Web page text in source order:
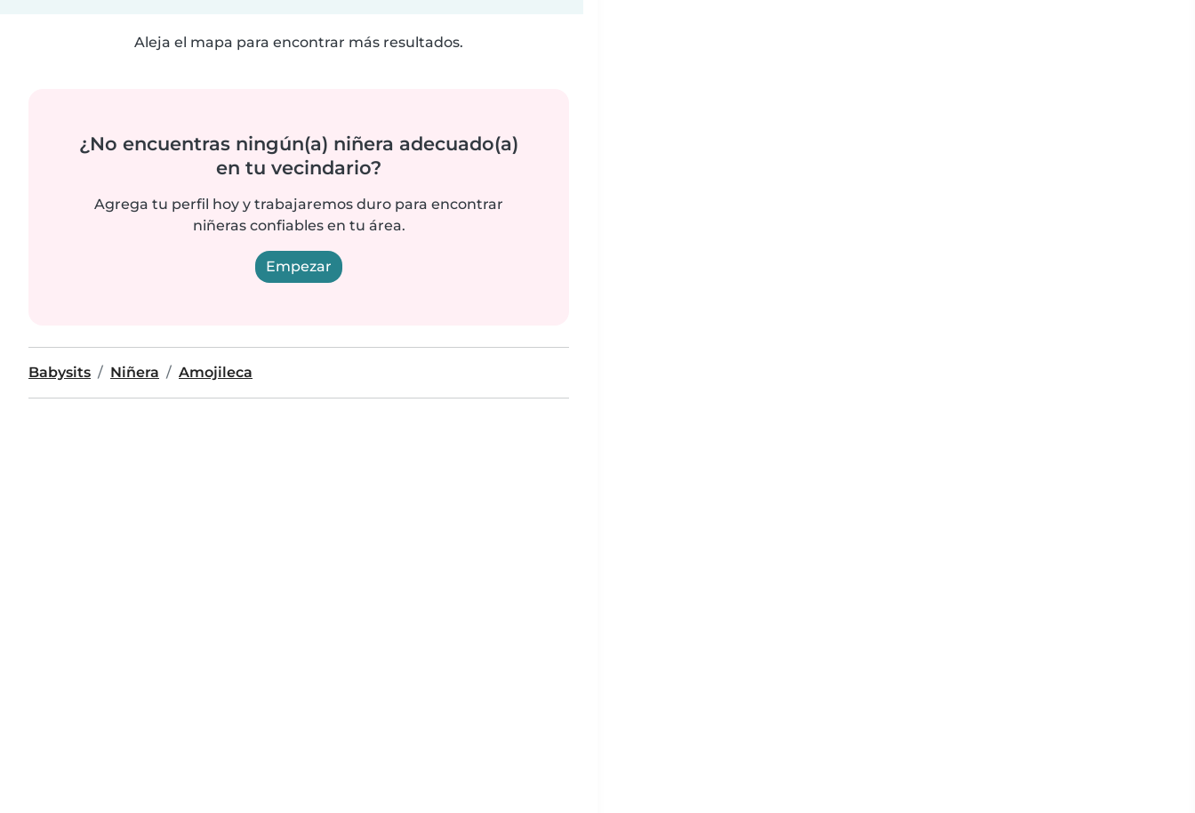
Aleja el mapa para encontrar más resultados.
¿No encuentras ningún(a) niñera adecuado(a)
en tu vecindario?
Agrega tu perfil hoy y trabajaremos duro para encontrar
niñeras confiables en tu área.
Empezar
Babysits Niñera Amojileca